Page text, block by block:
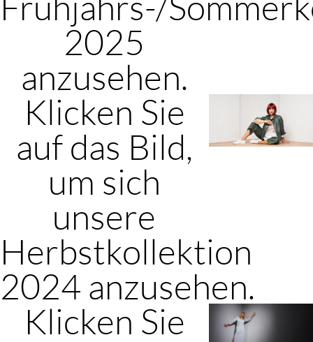
2025
anzusehen.
Klicken Sie
auf das Bild,
um sich
unsere
Herbstkollektion
2024 anzusehen.
Klicken Sie